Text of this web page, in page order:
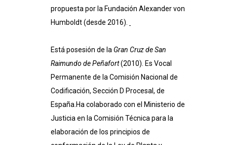
propuesta por la Fundación Alexander von
Humboldt (desde 2016).
Está posesión de la Gran Cruz de San
Raimundo de Peñafort(2010). Es Vocal
Permanente de la Comisión Nacional de
Codificación, Sección D Procesal, de
España.Ha colaborado con el Ministerio de
Justicia en la Comisión Técnica para la
elaboración de los principios de